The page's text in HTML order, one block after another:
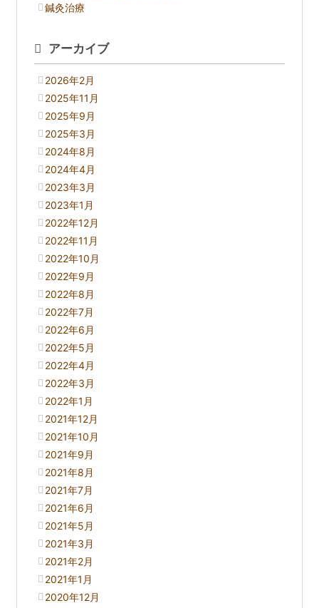
鍼灸治療
アーカイブ
2026年2月
2025年11月
2025年9月
2025年3月
2024年8月
2024年4月
2023年3月
2023年1月
2022年12月
2022年11月
2022年10月
2022年9月
2022年8月
2022年7月
2022年6月
2022年5月
2022年4月
2022年3月
2022年1月
2021年12月
2021年10月
2021年9月
2021年8月
2021年7月
2021年6月
2021年5月
2021年3月
2021年2月
2021年1月
2020年12月